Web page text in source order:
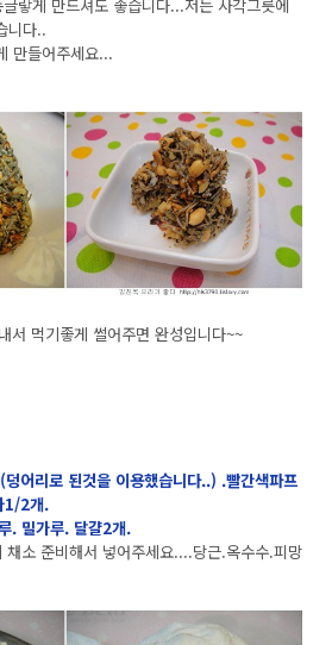
랗게 만드셔도 좋습니다...저는 사각그릇에
니다..
만들어주세요...
서 먹기좋게 썰어주면 완성입니다~~
어리로 된것을 이용했습니다..) .빨간색파프
1/2개.
밀가루. 달걀2개.
소 준비해서 넣어주세요....당근.옥수수.피망